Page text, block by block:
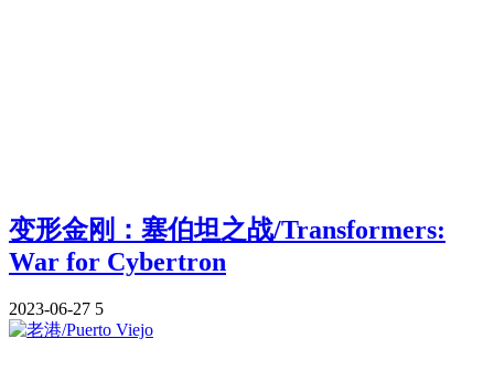
变形金刚：塞伯坦之战/Transformers:
War for Cybertron
2023-06-27 5